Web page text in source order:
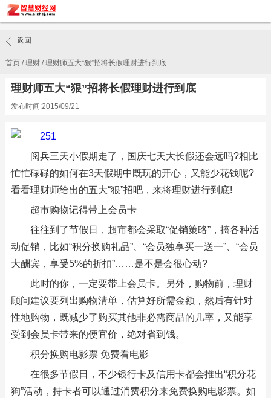
首页/理财/理财师五大“狠”招将长假理财进行到底
返回
理财师五大“狠”招将长假理财进行到底
发布时间:2015/09/21
阅兵三天小假期走了，国庆七天大长假还会远吗?相比
忙忙碌碌的如何在3天假期中既玩的开心，又能少花钱呢?
看看理财师给出的五大“狠”招吧，来将理财进行到底!
超市购物记得带上会员卡
往往到了节假日，超市都会采取“促销策略”，搞各种活
动促销，比如“积分换购礼品”、“会员独享买一送一”、“会员
大酬宾，享受5%的折扣”……是不是会很心动?
此时的你，一定要带上会员卡。另外，购物前，理财
顾问建议要列出购物清单，估算好所需金额，然后有针对
性地购物，既减少了购买其他非必需商品的几率，又能享
受到会员卡带来的便宜价，绝对省到钱。
积分换购电影票 免费看电影
在很多节假日，不少银行卡及信用卡都会推出“积分花
狗”活动，持卡者可以通过消费积分来免费换购电影票。如